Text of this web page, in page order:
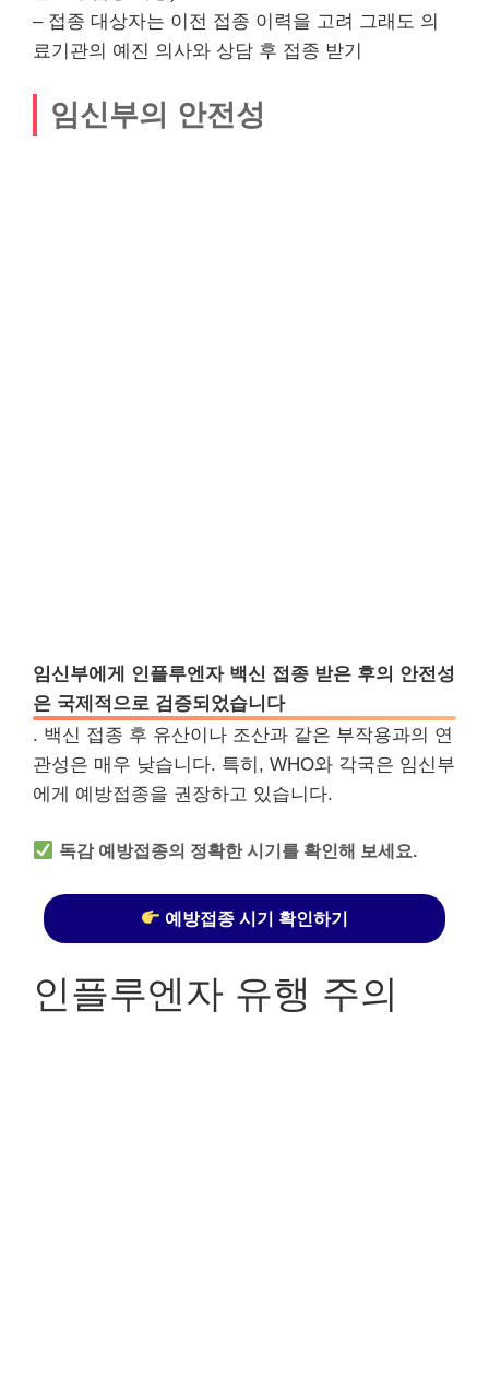
– 접종 대상자는 이전 접종 이력을 고려 그래도 의
료기관의 예진 의사와 상담 후 접종 받기
임신부의 안전성
임신부에게 인플루엔자 백신 접종 받은 후의 안전성
은 국제적으로 검증되었습니다
. 백신 접종 후 유산이나 조산과 같은 부작용과의 연
관성은 매우 낮습니다. 특히, WHO와 각국은 임신부
에게 예방접종을 권장하고 있습니다.
독감 예방접종의 정확한 시기를 확인해 보세요.
예방접종 시기 확인하기
인플루엔자 유행 주의